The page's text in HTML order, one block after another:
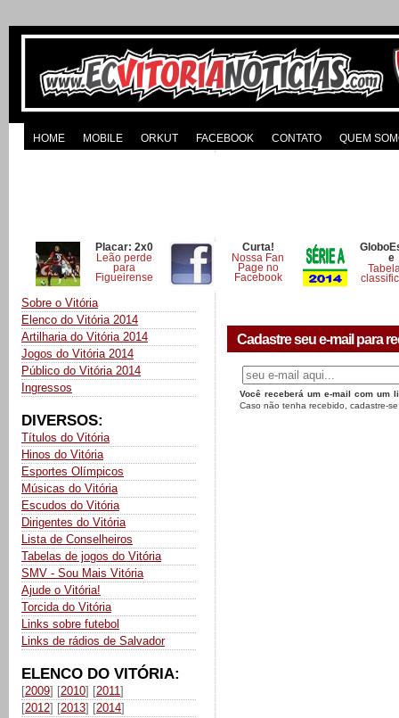
HOME MOBILE ORKUT FACEBOOK CONTATO QUEM
Placar: 2x0
Leão perde
para
Figueirense
Curta!
Nossa Fan
Page no
Facebook
e
Sobre o Vitória
Elenco do Vitória 2014
Artilharia do Vitória 2014
Jogos do Vitória 2014
Público do Vitória 2014
Ingressos
DIVERSOS:
Títulos do Vitória
Hinos do Vitória
Esportes Olímpicos
Músicas do Vitória
Escudos do Vitória
Dirigentes do Vitória
Lista de Conselheiros
Tabelas de jogos do Vitória
SMV - Sou Mais Vitória
Ajude o Vitória!
Torcida do Vitória
Links sobre futebol
Links de rádios de Salvador
ELENCO DO VITÓRIA:
[2009] [2010] [2011]
[2012] [2013] [2014]
Cadastre seu e-mail para
Você receberá um e-mail com um
Caso não tenha recebido, cadastre-